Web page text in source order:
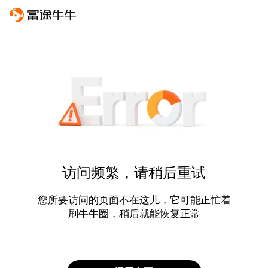
访问频繁，请稍后重试
您所要访问的页面不在这儿，它可能正忙着
刷牛牛圈，稍后就能恢复正常